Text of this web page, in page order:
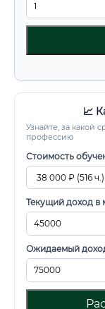
📈
Узнайте, за какой
профессию
Стоимость
Текущий доход в
Ожидаемый